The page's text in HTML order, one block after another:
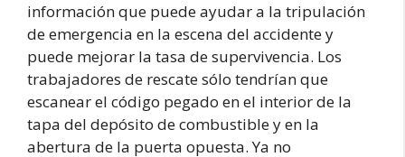
información que puede ayudar a la tripulación
de emergencia en la escena del accidente y
puede mejorar la tasa de supervivencia. Los
trabajadores de rescate sólo tendrían que
escanear el código pegado en el interior de la
tapa del depósito de combustible y en la
abertura de la puerta opuesta. Ya no